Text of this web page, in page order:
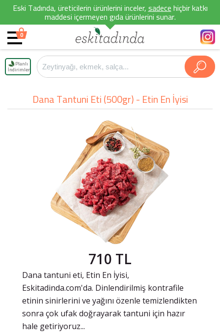
Eski Tadında, üreticilerin ürünlerini inceler,sadecehiçbir katkı
maddesi içermeyen gıda ürünlerini sunar.
0
Planlı
İndirimler
Dana Tantuni Eti (500gr) - Etin En İyisi
710 TL
Dana tantuni eti, Etin En İyisi,
Eskitadinda.com'da. Dinlendirilmiş kontrafile
etinin sinirlerini ve yağını özenle temizlendikten
sonra çok ufak doğrayarak tantuni için hazır
hale getiriyoruz...